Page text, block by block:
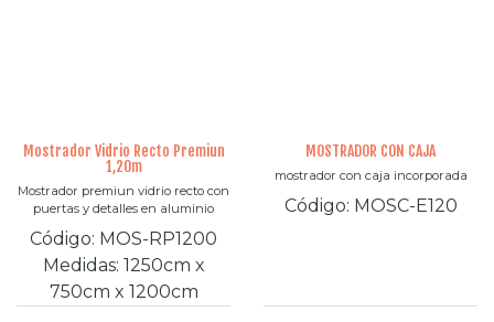
Mostrador Vidrio Recto Premiun
1,20m
Mostrador premiun vidrio recto con
puertas y detalles en aluminio
Código: MOS-RP1200
Medidas: 1250cm x
750cm x 1200cm
MOSTRADOR CON CAJA
mostrador con caja incorporada
Código: MOSC-E120